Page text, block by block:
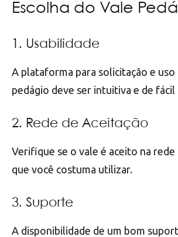
Escolha do Vale
1. Usabilidade
A plataforma para solicitação e uso
pedágio deve ser intuitiva e de fácil
2. Rede de Aceitação
Verifique se o vale é aceito na rede
que você costuma utilizar.
3. Suporte
A disponibilidade de um bom